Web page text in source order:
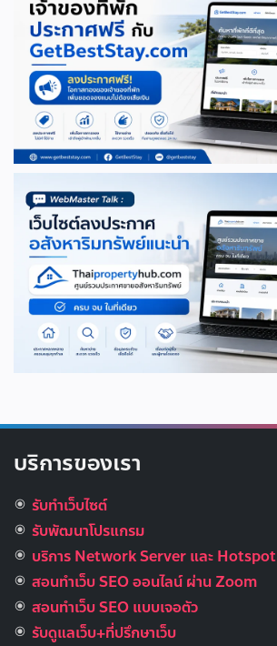
บริการของเรา
รับทำเว็บไซต์
รับพัฒนาโปรแกรม
บริการ Network Server และ Hotspot
สอนทำเว็บ SEO ออนไลน์ ผ่าน Zoom
สอนทำเว็บ SEO แบบเจอตัว
รับดูแลเว็บ+ที่ปรึกษาเว็บ